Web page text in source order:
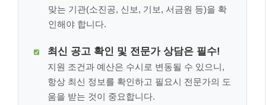
맞는 기관(소진공, 신보, 기보, 서금원 등)을 확
인해야 합니다.
최신 공고 확인 및 전문가 상담은 필수!
지원 조건과 예산은 수시로 변동될 수 있으니,
항상 최신 정보를 확인하고 필요시 전문가의 도
움을 받는 것이 중요합니다.